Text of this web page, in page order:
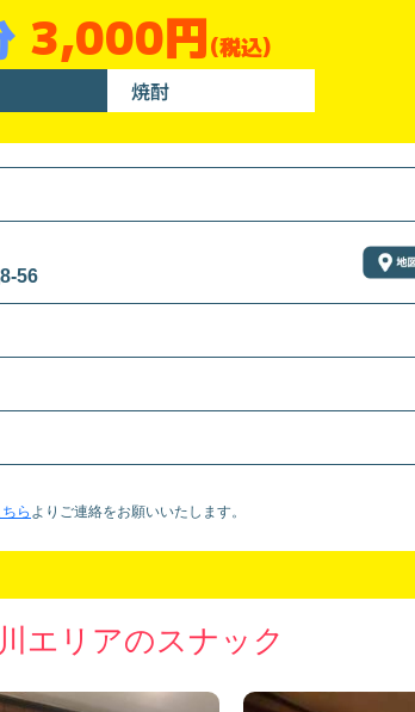
3,000円(税込)
焼酎
56
ら より ご連絡をお願いいたします。
エリアのスナック